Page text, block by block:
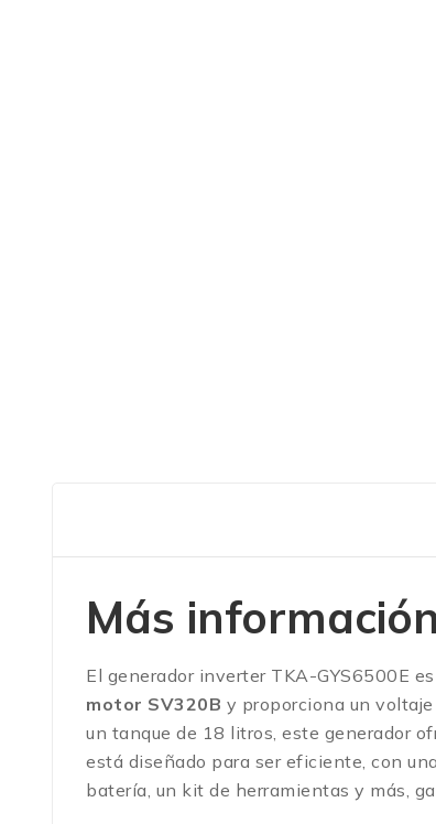
Más
El generador inverter TKA-GYS6500E
motor SV320B y proporciona un
un tanque de 18 litros, este generador
está diseñado para ser eficiente, con
batería, un kit de herramientas y más,